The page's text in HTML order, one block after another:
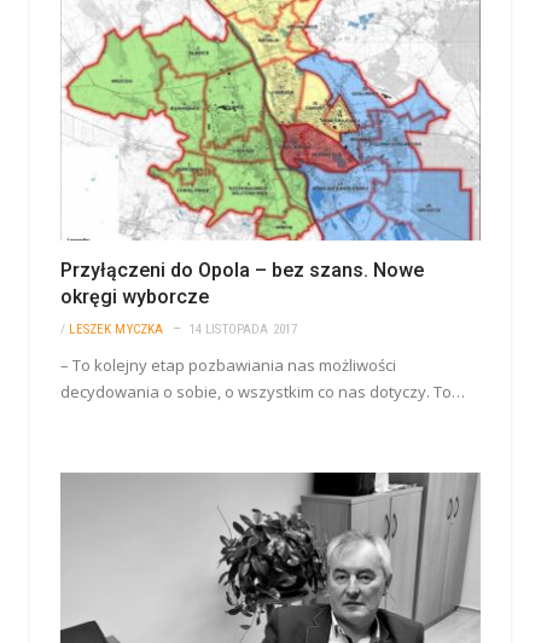
Przyłączeni do Opola – bez szans. Nowe
okręgi wyborcze
/ LESZEK MYCZKA 14 LISTOPADA 2017
– To kolejny etap pozbawiania nas możliwości
decydowania o sobie, o wszystkim co nas dotyczy. To…